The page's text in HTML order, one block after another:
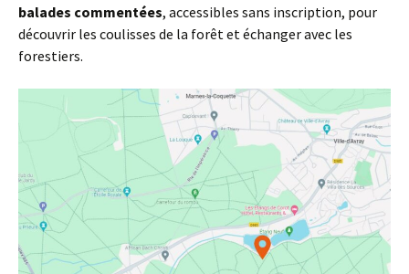
balades commentées, accessibles sans inscription, pour
découvrir les coulisses de la forêt et échanger avec les
forestiers.